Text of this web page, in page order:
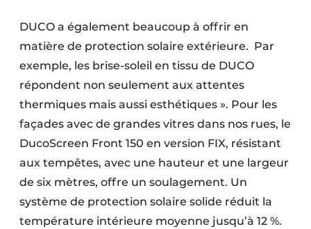
DUCO a également beaucoup à offrir en
matière de protection solaire extérieure. Par
exemple, les brise-soleil en tissu de DUCO
répondent non seulement aux attentes
thermiques mais aussi esthétiques ». Pour les
façades avec de grandes vitres dans nos rues, le
DucoScreen Front 150 en version FIX, résistant
aux tempêtes, avec une hauteur et une largeur
de six mètres, offre un soulagement. Un
système de protection solaire solide réduit la
température intérieure moyenne jusqu’à 12 %.